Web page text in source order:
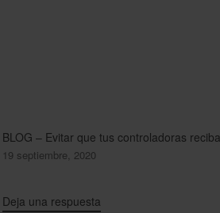
BLOG – Evitar que tus controladoras
19 septiembre, 2020
Deja una respuesta